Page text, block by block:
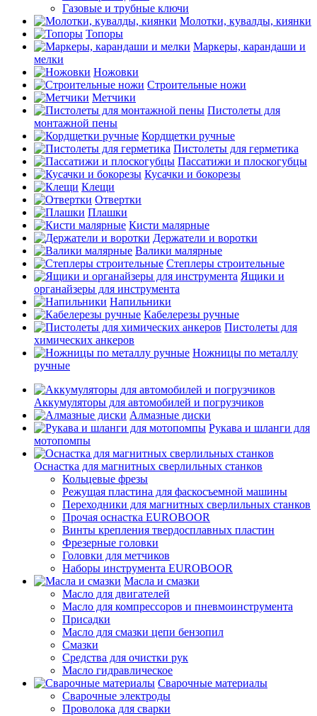
Газовые и трубные ключи
Молотки, кувалды, киянки
Топоры
Маркеры, карандаши и
мелки
Ножовки
Строительные ножи
Метчики
Пистолеты для
монтажной пены
Кордщетки ручные
Пистолеты для герметика
Пассатижи и плоскогубцы
Кусачки и бокорезы
Клещи
Отвертки
Плашки
Кисти малярные
Держатели и воротки
Валики малярные
Степлеры строительные
Ящики и
органайзеры для инструмента
Напильники
Кабелерезы ручные
Пистолеты для
химических анкеров
Ножницы по металлу
ручные
Аккумуляторы для автомобилей и погрузчиков
Алмазные диски
Рукава и шланги для
мотопомпы
Оснастка для магнитных сверлильных станков
Кольцевые фрезы
Режущая пластина для фаскосъемной машины
Переходники для магнитных сверлильных станков
Прочая оснастка EUROBOOR
Винты крепления твердосплавных пластин
Фрезерные головки
Головки для метчиков
Наборы инструмента EUROBOOR
Масла и смазки
Масло для двигателей
Масло для компрессоров и пневмоинструмента
Присадки
Масло для смазки цепи бензопил
Смазки
Средства для очистки рук
Масло гидравлическое
Сварочные материалы
Сварочные электроды
Проволока для сварки